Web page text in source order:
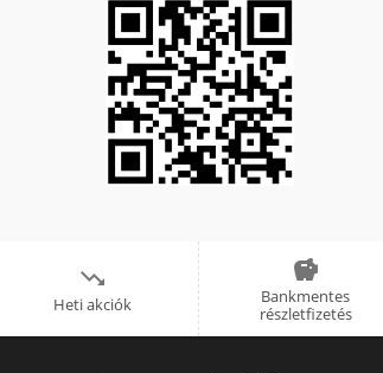

Heti akciók

Bankmentes
részletfizetés